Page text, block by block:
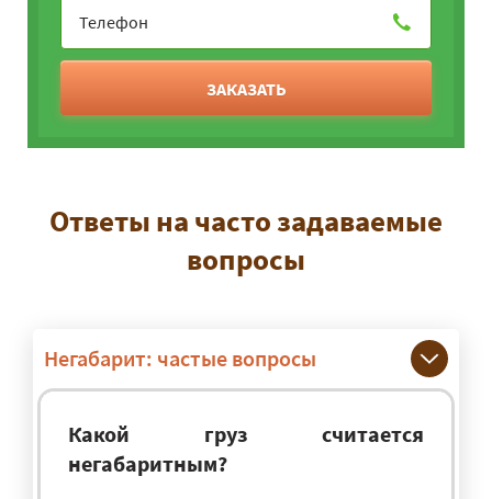
ЗАКАЗАТЬ
Ответы на часто задаваемые
вопросы
Негабарит: частые вопросы
Какой груз считается
негабаритным?